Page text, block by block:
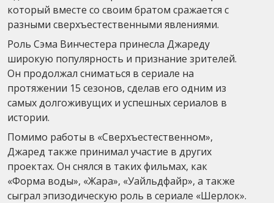
который вместе со своим братом сражается с
разными сверхъестественными явлениями.
Роль Сэма Винчестера принесла Джареду
широкую популярность и признание зрителей.
Он продолжал сниматься в сериале на
протяжении 15 сезонов, сделав его одним из
самых долгоживущих и успешных сериалов в
истории.
Помимо работы в «Сверхъестественном»,
Джаред также принимал участие в других
проектах. Он снялся в таких фильмах, как
«Форма воды», «Жара», «Уайльдфайр», а также
сыграл эпизодическую роль в сериале «Шерлок».